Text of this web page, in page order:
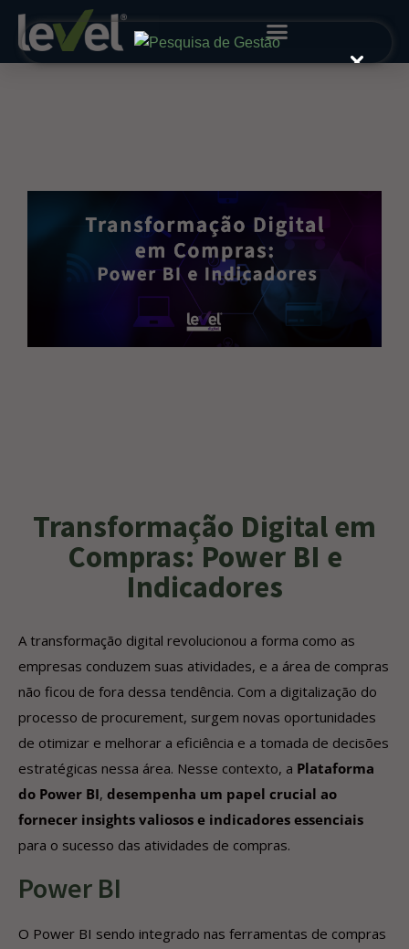
Transformação Digital em
Compras: Power BI e
Indicadores
A transformação digital revolucionou a forma como as
empresas conduzem suas atividades, e a área de compras
não ficou de fora dessa tendência. Com a digitalização do
processo de procurement, surgem novas oportunidades
de otimizar e melhorar a eficiência e a tomada de decisões
estratégicas nessa área. Nesse contexto, a Plataforma
do Power BI, desempenha um papel crucial ao
fornecer insights valiosos e indicadores essenciais
para o sucesso das atividades de compras.
Power BI
O Power BI sendo integrado nas ferramentas de compras